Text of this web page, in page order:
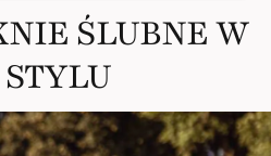
ŚLUBNE W